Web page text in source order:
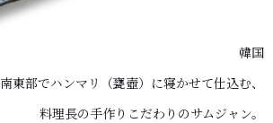
韓国
南東部でハンマリ（甕壺）に寝かせて仕込む、
料理長の手作りこだわりのサムジャン。